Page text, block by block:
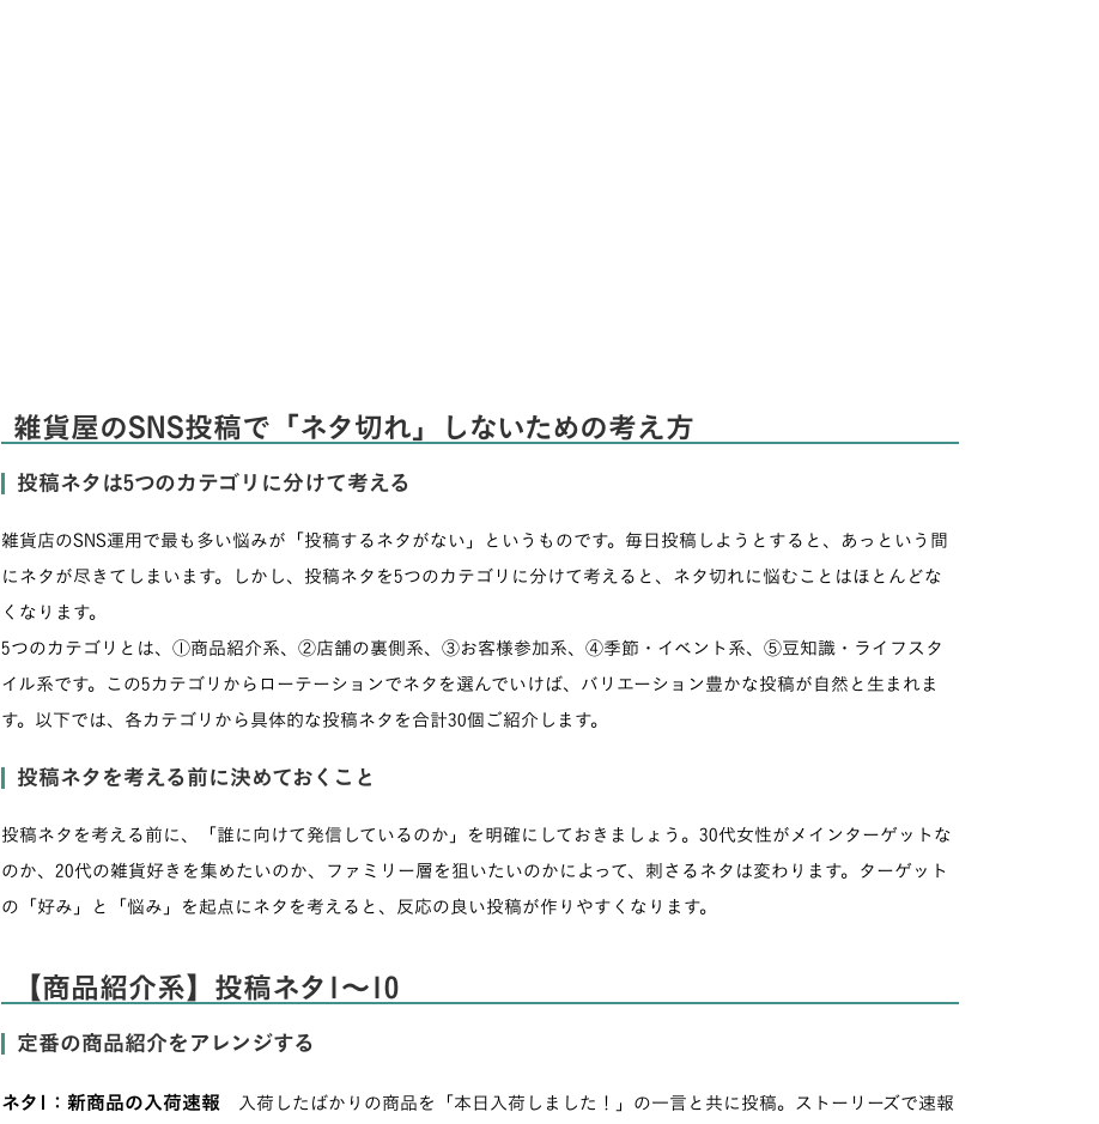
雑貨屋のSNS投稿で「ネタ切れ」しないための考え方
投稿ネタは5つのカテゴリに分けて考える
雑貨店のSNS運用で最も多い悩みが「投稿するネタがない」というものです。毎日投稿しようとすると、あっという間
にネタが尽きてしまいます。しかし、投稿ネタを5つのカテゴリに分けて考えると、ネタ切れに悩むことはほとんどな
くなります。
5つのカテゴリとは、①商品紹介系、②店舗の裏側系、③お客様参加系、④季節・イベント系、⑤豆知識・ライフスタ
イル系です。この5カテゴリからローテーションでネタを選んでいけば、バリエーション豊かな投稿が自然と生まれま
す。以下では、各カテゴリから具体的な投稿ネタを合計30個ご紹介します。
投稿ネタを考える前に決めておくこと
投稿ネタを考える前に、「誰に向けて発信しているのか」を明確にしておきましょう。30代女性がメインターゲットな
のか、20代の雑貨好きを集めたいのか、ファミリー層を狙いたいのかによって、刺さるネタは変わります。ターゲット
の「好み」と「悩み」を起点にネタを考えると、反応の良い投稿が作りやすくなります。
【商品紹介系】投稿ネタ1〜10
定番の商品紹介をアレンジする
ネタ1：新商品の入荷速報 入荷したばかりの商品を「本日入荷しました！」の一言と共に投稿。ストーリーズで速報